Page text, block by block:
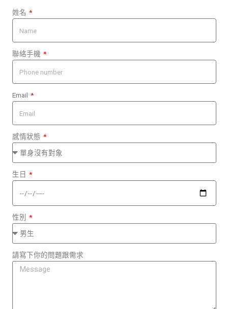
姓名
聯絡手機
Email
感情狀態
生日
性別
請寫下你的問題跟需求